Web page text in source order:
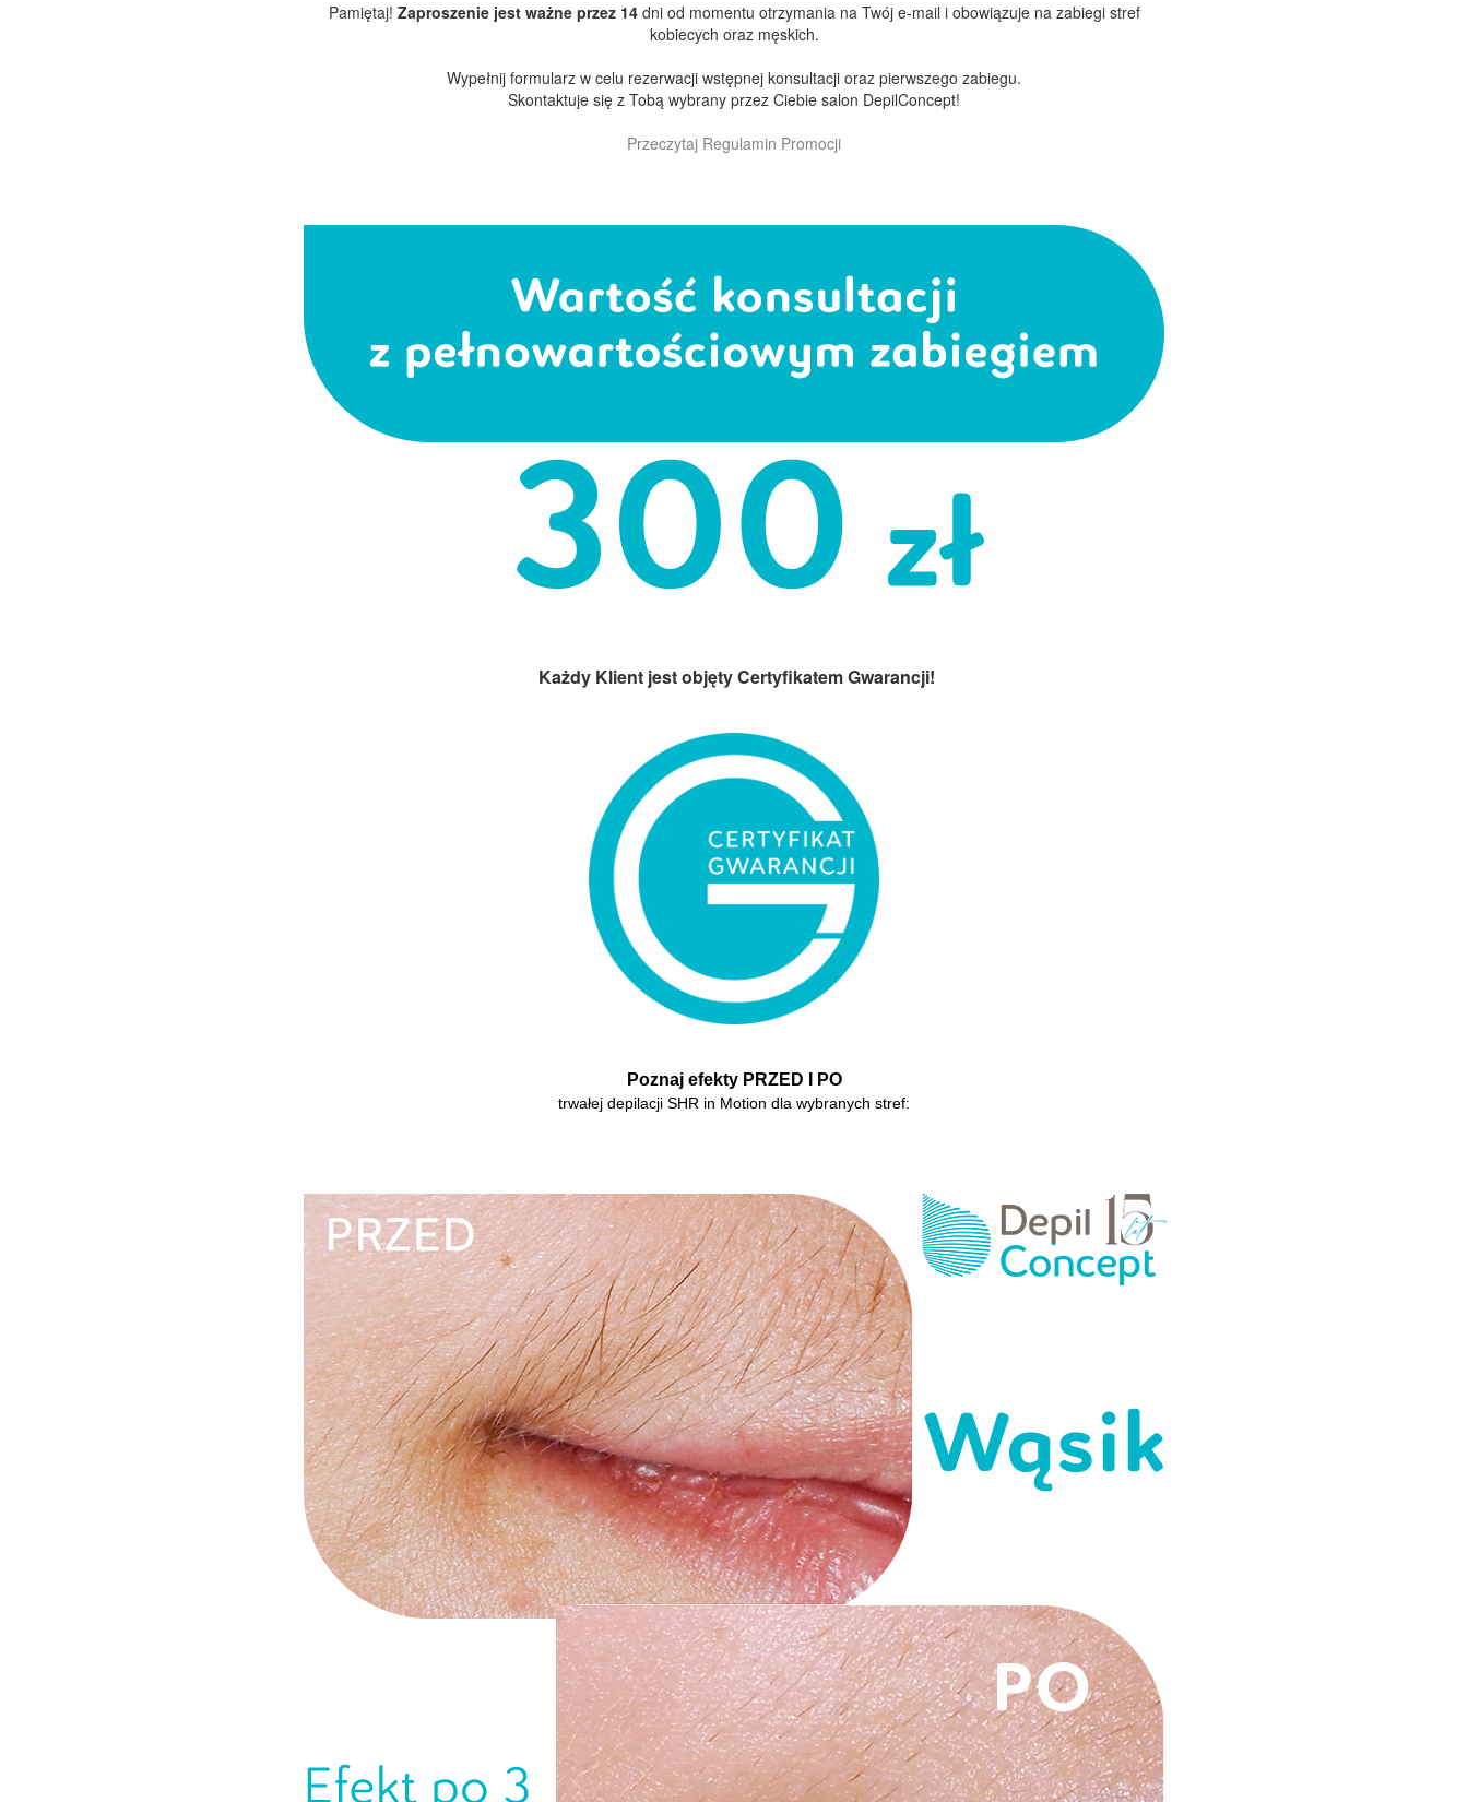
Pamiętaj! Zaproszenie jest ważne przez 14dni od momentu otrzymania na Twój e-mail i obowiązuje na zabiegi stref
kobiecych oraz męskich.
Wypełnij formularz w celu rezerwacji wstępnej konsultacji oraz pierwszego zabiegu.
Skontaktuje się z Tobą wybrany przez Ciebie salon DepilConcept!
Przeczytaj Regulamin Promocji
Każdy Klient jest objęty Certyfikatem Gwarancji!
Poznaj efekty PRZED I PO
trwałej depilacji SHR in Motion dla wybranych stref: